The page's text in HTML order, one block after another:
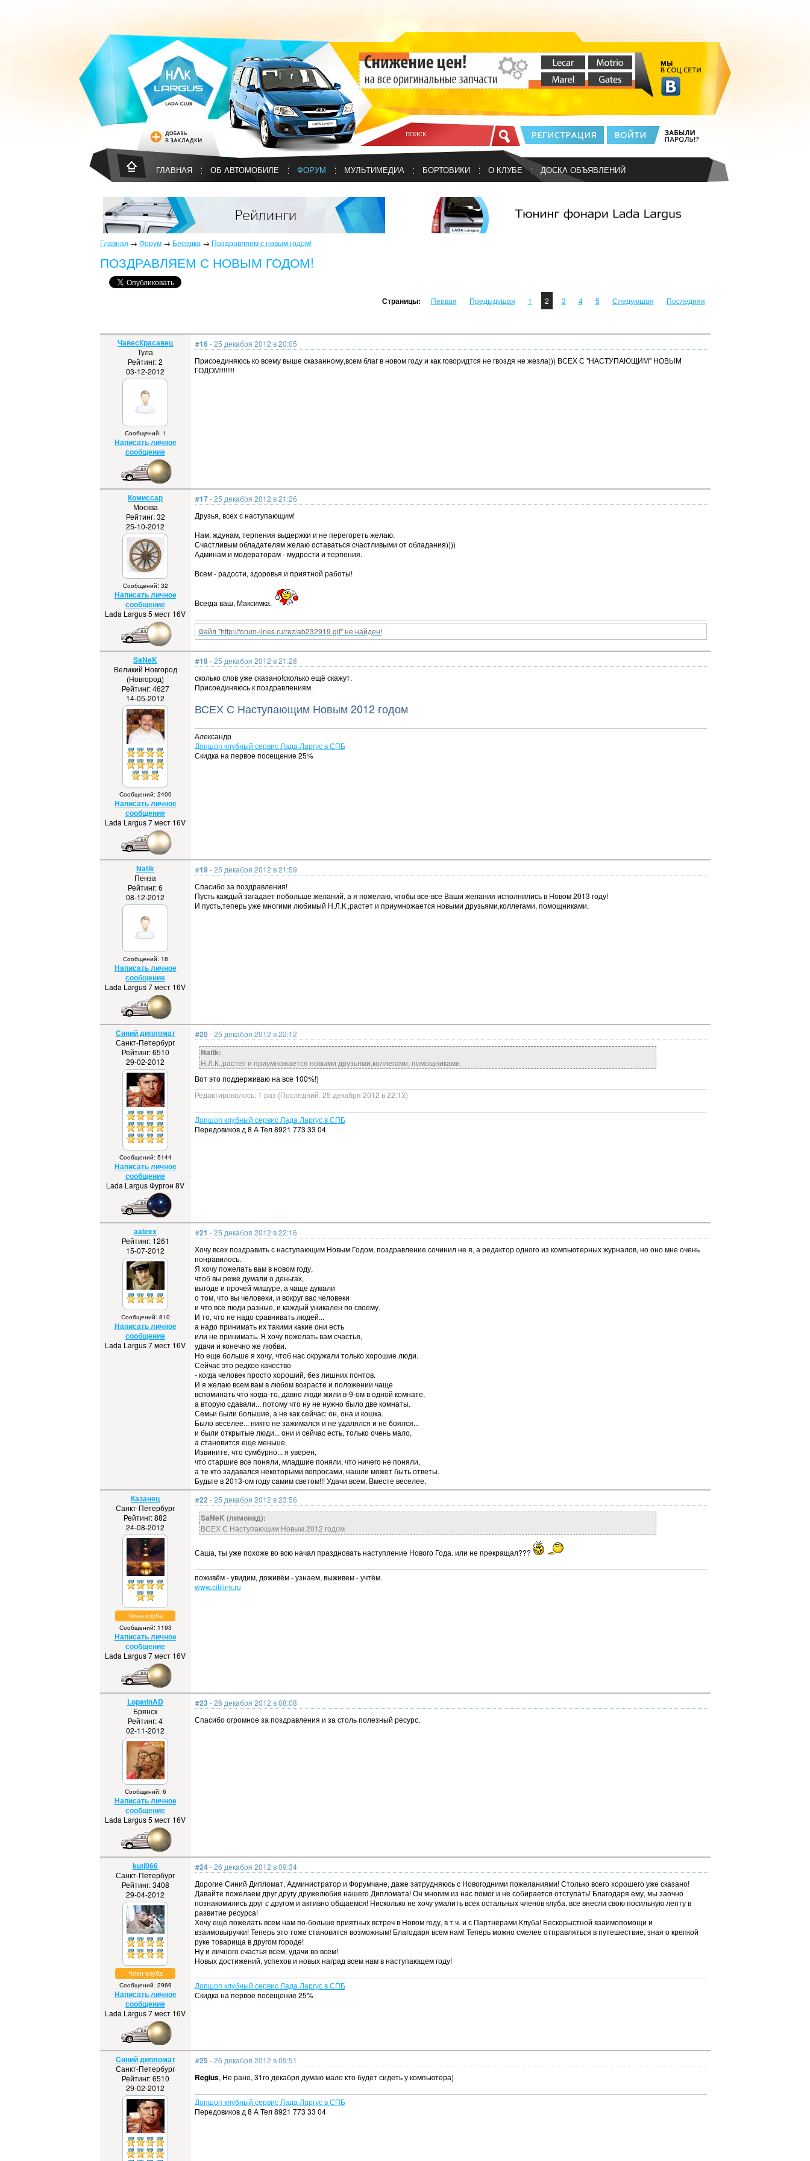
ГЛАВНАЯ ОБ АВТОМОБИЛЕ ФОРУМ МУЛЬТИМЕДИА БОРТОВИКИ О КЛУБЕ ДОСКА ОБЪЯВЛЕНИЙ
Главная → Форум→ Беседка → Поздравляем с новым годом!
ПОЗДРАВЛЯЕМ С НОВЫМ ГОДОМ!
Страницы: Первая Предыдущая 1 2 3 4 5 Следующая Последняя
ЧавесКрасавец
Тула
Рейтинг: 2
03-12-2012
Сообщений: 1
Написать личное
сообщение
#16- 25 декабря 2012 в 20:05
Присоединяюсь ко всему выше сказанному,всем благ в новом году и как говоридтся не гвоздя не жезла))) ВСЕХ С "НАСТУПАЮЩИМ" НОВЫМ
ГОДОМ!!!!!!!!
Комиссар
Москва
Рейтинг: 32
25-10-2012
Сообщений: 32
Написать личное
сообщение
Lada Largus 5 мест 16V
#17- 25 декабря 2012 в 21:26
Друзья, всех с наступающим!
Нам, ждунам, терпения выдержки и не перегореть желаю.
Счастливым обладателям желаю оставаться счастливыми от обладания))))
Админам и модераторам - мудрости и терпения.
Всем - радости, здоровья и приятной работы!
Всегда ваш, Максимка.
Файл "http://forum-lines.ru/rez/ab232919.gif" не найден!
SaNeK
Великий Новгород
(Новгород)
Рейтинг: 4627
14-05-2012
Сообщений: 2400
Написать личное
сообщение
Lada Largus 7 мест 16V
#18- 25 декабря 2012 в 21:28
сколько слов уже сказано!сколько ещё скажут.
Присоединяюсь к поздравлениям.
ВСЕХ С Наступающим Новым 2012 годом
Александр
Допшоп клубный сервис Лада Ларгус в СПБ
Скидка на первое посещение 25%
Natik
Пенза
Рейтинг: 6
08-12-2012
Сообщений: 18
Написать личное
сообщение
Lada Largus 7 мест 16V
#19- 25 декабря 2012 в 21:59
Спасибо за поздравления!
Пусть каждый загадает побольше желаний, а я пожелаю, чтобы все-все Ваши желания исполнились в Новом 2013 году!
И пусть,теперь уже многими любимый Н.Л.К.,растет и приумножается новыми друзьями,коллегами, помощниками.
Синий дипломат
Санкт-Петербург
Рейтинг: 6510
29-02-2012
Сообщений: 5144
Написать личное
сообщение
Lada Largus Фургон 8V
#20- 25 декабря 2012 в 22:12
Natik:
Н.Л.К.,растет и приумножается новыми друзьями,коллегами, помощниками.
Вот это поддерживаю на все 100%!)
Редактировалось: 1 раз (Последний: 25 декабря 2012 в 22:13)
Допшоп клубный сервис Лада Ларгус в СПБ
Передовиков д 8 А Тел 8921 773 33 04
aalexx
Рейтинг: 1261
15-07-2012
Сообщений: 810
Написать личное
сообщение
Lada Largus 7 мест 16V
#21 - 25 декабря 2012 в 22:16
Хочу всех поздравить с наступающим Новым Годом, поздравление сочинил не я, а редактор одного из компьютерных журналов, но оно мне очень
понравилось.
Я хочу пожелать вам в новом году,
чтоб вы реже думали о деньгах,
выгоде и прочей мишуре, а чаще думали
о том, что вы человеки, и вокруг вас человеки
и что все люди разные, и каждый уникален по своему.
И то, что не надо сравнивать людей...
а надо принимать их такими какие они есть
или не принимать. Я хочу пожелать вам счастья,
удачи и конечно же любви.
Но еще больше я хочу, чтоб нас окружали только хорошие люди.
Сейчас это редкое качество
- когда человек просто хороший, без лишних понтов.
И я желаю всем вам в любом возрасте и положении чаще
вспоминать что когда-то, давно люди жили в-9-ом в одной комнате,
а вторую сдавали... потому что ну не нужно было две комнаты.
Семьи были большие, а не как сейчас: он, она и кошка.
Было веселее... никто не зажимался и не удалялся и не боялся...
и были открытые люди... они и сейчас есть, только очень мало,
а становится еще меньше.
Извините, что сумбурно... я уверен,
что старшие все поняли, младшие поняли, что ничего не поняли,
а те кто задавался некоторыми вопросами, нашли может быть ответы.
Будьте в 2013-ом году самим светом!!! Удачи всем. Вместе веселее.
Казанец
Санкт-Петербург
Рейтинг: 882
24-08-2012
Член клуба
Сообщений: 1193
Написать личное
сообщение
Lada Largus 7 мест 16V
#22 - 25 декабря 2012 в 23:56
SaNeK (лимонад):
ВСЕХ С Наступающим Новым 2012 годом
Саша, ты уже похоже во всю начал праздновать наступление Нового Года. или не прекращал???
поживём - увидим, доживём - узнаем, выживем - учтём.
www.citilink.ru
LopatinAD
Брянск
Рейтинг: 4
02-11-2012
Сообщений: 6
Написать личное
сообщение
Lada Largus 5 мест 16V
#23 - 26 декабря 2012 в 08:08
Спасибо огромное за поздравления и за столь полезный ресурс.
kutj066
Санкт-Петербург
Рейтинг: 3408
29-04-2012
Член клуба
Сообщений: 2969
Написать личное
сообщение
Lada Largus 7 мест 16V
#24- 26 декабря 2012 в 09:34
Дорогие Синий Дипломат, Администратор и Форумчане, даже затрудняюсь с Новогодними пожеланиями! Столько всего хорошего уже сказано!
Давайте пожелаем друг другу дружелюбия нашего Дипломата! Он многим из нас помог и не собирается отступать! Благодаря ему, мы заочно
познакомились друг с другом и активно общаемся! Нисколько не хочу умалить всех остальных членов клуба, все внесли свою посильную лепту в
развитие ресурса!
Хочу ещё пожелать всем нам по-больше приятных встреч в Новом году, в т.ч. и с Партнёрами Клуба! Бескорыстной взаимопомощи и
взаимовыручки! Теперь это тоже становится возможным! Благодаря всем нам! Теперь можно смелее отправляться в путешествие, зная о крепкой
руке товарища в другом городе!
Ну и личного счастья всем, удачи во всём!
Новых достижений, успехов и новых наград всем нам в наступающем году!
Допшоп клубный сервис Лада Ларгус в СПБ
Скидка на первое посещение 25%
Синий дипломат
Санкт-Петербург
Рейтинг: 6510
29-02-2012
#25 - 26 декабря 2012 в 09:51
Regius, Не рано, 31го декабря думаю мало кто будет сидеть у компьютера)
Допшоп клубный сервис Лада Ларгус в СПБ
Передовиков д 8 А Тел 8921 773 33 04